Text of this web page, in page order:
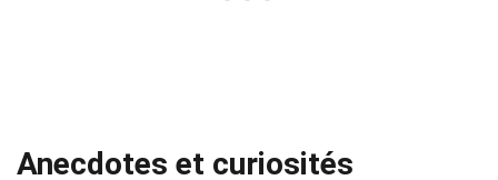
Anecdotes et curiosités